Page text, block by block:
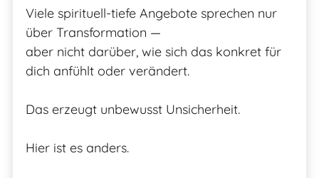
Viele spirituell-tiefe Angebote sprechen nur
über Transformation —
aber nicht darüber, wie sich das konkret für
dich anfühlt oder verändert.
Das erzeugt unbewusst Unsicherheit.
Hier ist es anders.